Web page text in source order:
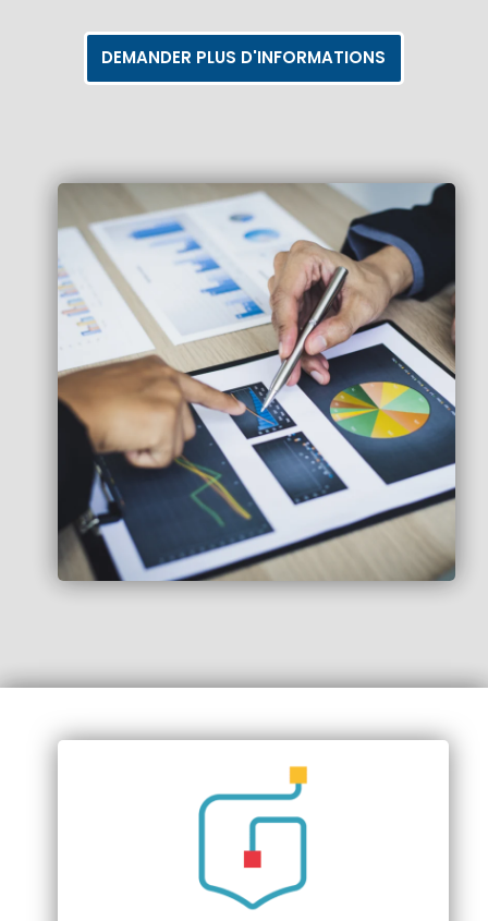
DEMANDER PLUS D'INFORMATIONS